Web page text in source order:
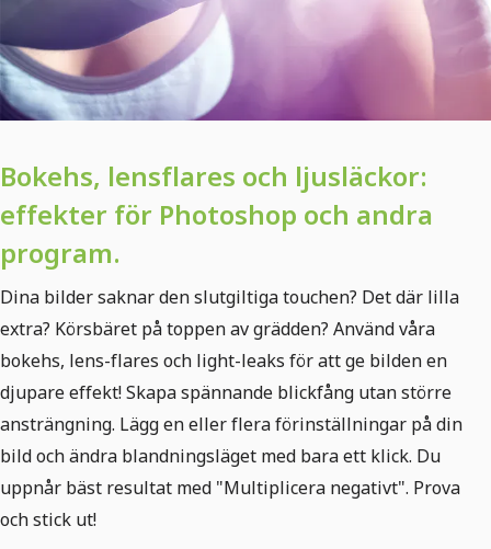
Bokehs, lensflares och ljusläckor:
effekter för Photoshop och andra
program.
Dina bilder saknar den slutgiltiga touchen? Det där lilla
extra? Körsbäret på toppen av grädden? Använd våra
bokehs, lens-flares och light-leaks för att ge bilden en
djupare effekt! Skapa spännande blickfång utan större
ansträngning. Lägg en eller flera förinställningar på din
bild och ändra blandningsläget med bara ett klick. Du
uppnår bäst resultat med "Multiplicera negativt". Prova
och stick ut!